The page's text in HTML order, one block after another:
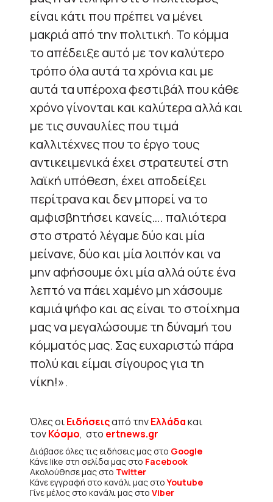
είναι κάτι που πρέπει να μένει
μακριά από την πολιτική. Το κόμμα
το απέδειξε αυτό με τον καλύτερο
τρόπο όλα αυτά τα χρόνια και με
αυτά τα υπέροχα φεστιβάλ που κάθε
χρόνο γίνονται και καλύτερα αλλά και
με τις συναυλίες που τιμά
καλλιτέχνες που το έργο τους
αντικειμενικά έχει στρατευτεί στη
λαϊκή υπόθεση, έχει αποδείξει
περίτρανα και δεν μπορεί να το
αμφισβητήσει κανείς…. παλιότερα
στο στρατό λέγαμε δύο και μία
μείνανε, δύο και μία λοιπόν και να
μην αφήσουμε όχι μία αλλά ούτε ένα
λεπτό να πάει χαμένο μη χάσουμε
καμιά ψήφο και ας είναι το στοίχημα
μας να μεγαλώσουμε τη δύναμή του
κόμματός μας. Σας ευχαριστώ πάρα
πολύ και είμαι σίγουρος για τη
νίκη!».
Όλες οιΕιδήσειςαπό τηνΕλλάδακαι
τονΚόσμο, στο ertnews.gr
Διάβασε όλες τις ειδήσεις μας στο Google
Κάνε like στη σελίδα μας στο Facebook
Ακολούθησε μας στο Twitter
Κάνε εγγραφή στο κανάλι μας στοYoutube
Γίνε μέλος στο κανάλι μας στο Viber